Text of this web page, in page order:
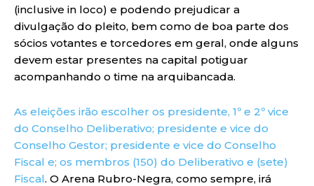
(inclusive in loco) e podendo prejudicar a
divulgação do pleito, bem como de boa parte dos
sócios votantes e torcedores em geral, onde alguns
devem estar presentes na capital potiguar
acompanhando o time na arquibancada.
As eleições irão escolher os presidente, 1º e 2º vice
do Conselho Deliberativo; presidente e vice do
Conselho Gestor; presidente e vice do Conselho
Fiscal e; os membros (150) do Deliberativo e (sete)
Fiscal. O Arena Rubro-Negra, como sempre, irá